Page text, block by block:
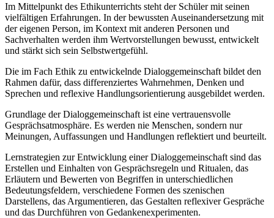
Im Mittelpunkt des Ethikunterrichts steht der Schüler mit seinen
vielfältigen Erfahrungen. In der bewussten Auseinandersetzung mit
der eigenen Person, im Kontext mit anderen Personen und
Sachverhalten werden ihm Wertvorstellungen bewusst, entwickelt
und stärkt sich sein Selbstwertgefühl.
Die im Fach Ethik zu entwickelnde Dialoggemeinschaft bildet den
Rahmen dafür, dass differenziertes Wahrnehmen, Denken und
Sprechen und reflexive Handlungsorientierung ausgebildet werden.
Grundlage der Dialoggemeinschaft ist eine vertrauensvolle
Gesprächsatmosphäre. Es werden nie Menschen, sondern nur
Meinungen, Auffassungen und Handlungen reflektiert und beurteilt.
Lernstrategien zur Entwicklung einer Dialoggemeinschaft sind das
Erstellen und Einhalten von Gesprächsregeln und Ritualen, das
Erläutern und Bewerten von Begriffen in unterschiedlichen
Bedeutungsfeldern, verschiedene Formen des szenischen
Darstellens, das Argumentieren, das Gestalten reflexiver Gespräche
und das Durchführen von Gedankenexperimenten.